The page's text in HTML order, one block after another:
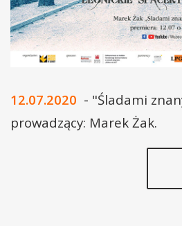
12.07.2020 - "Śladami
prowadzący: Marek Żak.